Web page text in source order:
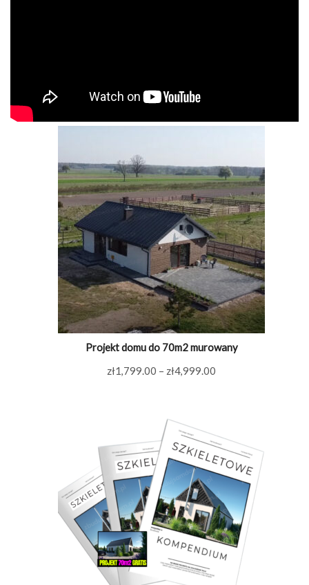
Projekt domu do 70m2 murowany
zł1,799.00 – zł4,999.00
do
zł4,999.00